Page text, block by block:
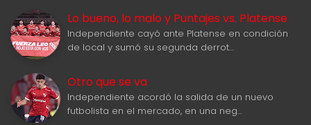
Lo bueno, lo malo y Puntajes vs. Platense
Independiente cayó ante Platense en condición
de local y sumó su segunda derrot…
Otro que se va
Independiente acordó la salida de un nuevo
futbolista en el mercado, en una neg…